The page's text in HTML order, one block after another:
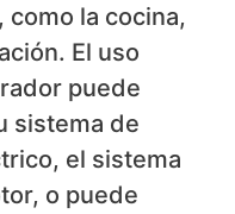
como la cocina,
El uso
puede
sistema de
el sistema
o puede